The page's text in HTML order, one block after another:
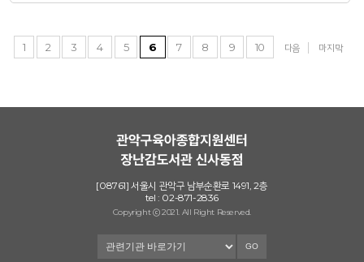
1 2 3 4 5 6 7 8 9 10 다음 마지막
[08761] 서울시 관악구 남부순환로 1491, 2층
tel : 02-871-2836
Copyright ⓒ 2021. All Right Reserved.
GO